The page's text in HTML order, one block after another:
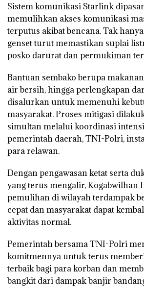
Sistem komunikasi Starlink
memulihkan akses komunikasi
terputus akibat bencana. Tak
genset turut memastikan suplai
posko darurat dan permukiman
Bantuan sembako berupa
air bersih, hingga perlengkapan
disalurkan untuk memenuhi
masyarakat. Proses mitigasi
simultan melalui koordinasi
pemerintah daerah, TNI-Polri,
para relawan.
Dengan pengawasan ketat serta
yang terus mengalir, Kogabwilhan
pemulihan di wilayah terdampak
cepat dan masyarakat dapat
aktivitas normal.
Pemerintah bersama TNI-Polri
komitmennya untuk terus
terbaik bagi para korban dan
bangkit dari dampak banjir